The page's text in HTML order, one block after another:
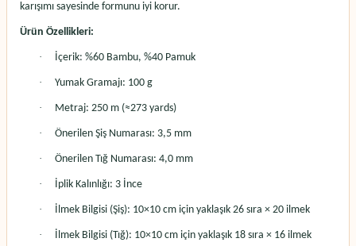
karışımı sayesinde formunu iyi korur.
Ürün Özellikleri:
· İçerik: %60 Bambu, %40 Pamuk
· Yumak Gramajı: 100 g
· Metraj: 250 m (≈273 yards)
· Önerilen Şiş Numarası: 3,5 mm
· Önerilen Tığ Numarası: 4,0 mm
· İplik Kalınlığı: 3 İnce
· İlmek Bilgisi (Şiş): 10×10 cm için yaklaşık 26 sıra × 20 ilmek
· İlmek Bilgisi (Tığ): 10×10 cm için yaklaşık 18 sıra × 16 ilmek